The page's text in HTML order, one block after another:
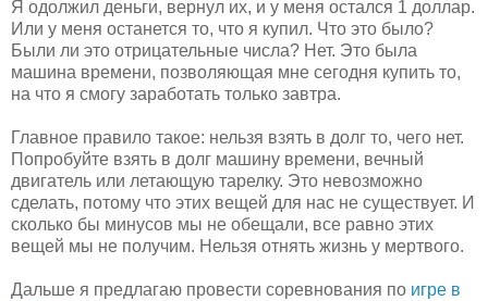
Я одолжил деньги, вернул их, и у меня остался 1 доллар.
Или у меня останется то, что я купил. Что это было?
Были ли это отрицательные числа? Нет. Это была
машина времени, позволяющая мне сегодня купить то,
на что я смогу заработать только завтра.
Главное правило такое: нельзя взять в долг то, чего нет.
Попробуйте взять в долг машину времени, вечный
двигатель или летающую тарелку. Это невозможно
сделать, потому что этих вещей для нас не существует. И
сколько бы минусов мы не обещали, все равно этих
вещей мы не получим. Нельзя отнять жизнь у мертвого.
Дальше я предлагаю провести соревнования по игре в